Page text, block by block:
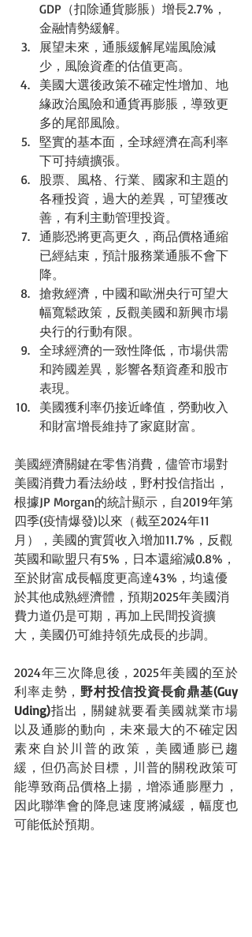
GDP（扣除通貨膨脹）增長2.7%，
金融情勢緩解。
展望未來，通脹緩解尾端風險減
少，風險資產的估值更高。
美國大選後政策不確定性增加、地
緣政治風險和通貨再膨脹，導致更
多的尾部風險。
堅實的基本面，全球經濟在高利率
下可持續擴張。
股票、風格、行業、國家和主題的
各種投資，過大的差異，可望獲改
善，有利主動管理投資。
通膨恐將更高更久，商品價格通縮
已經結束，預計服務業通脹不會下
降。
搶救經濟，中國和歐洲央行可望大
幅寬鬆政策，反觀美國和新興市場
央行的行動有限。
全球經濟的一致性降低，市場供需
和跨國差異，影響各類資產和股市
表現。
美國獲利率仍接近峰值，勞動收入
和財富增長維持了家庭財富。
美國經濟關鍵在零售消費，儘管市場對
美國消費力看法紛歧，野村投信指出，
根據JP Morgan的統計顯示，自2019年第
四季(疫情爆發)以來（截至2024年11
月），美國的實質收入增加11.7%，反觀
英國和歐盟只有5%，日本還縮減0.8%，
至於財富成長幅度更高達43%，均遠優
於其他成熟經濟體，預期2025年美國消
費力道仍是可期，再加上民間投資擴
大，美國仍可維持領先成長的步調。
2024年三次降息後，2025年美國的至於
利率走勢， 野村投信投資長俞鼎基(Guy
Uding)指出，關鍵就要看美國就業市場
以及通膨的動向，未來最大的不確定因
素來自於川普的政策，美國通膨已趨
緩，但仍高於目標，川普的關稅政策可
能導致商品價格上揚，增添通膨壓力，
因此聯準會的降息速度將減緩，幅度也
可能低於預期。